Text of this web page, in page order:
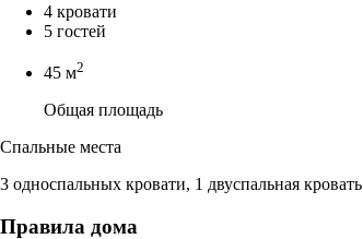
4 кровати
5 гостей
45 м2
Общая площадь
Спальные места
3 односпальных кровати, 1 двуспальная кровать
Правила дома